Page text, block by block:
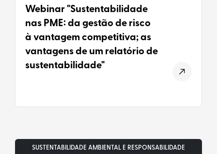
Webinar "Sustentabilidade
nas PME: da gestão de risco
à vantagem competitiva; as
vantagens de um relatório de
sustentabilidade"
SUSTENTABILIDADE AMBIENTAL E RESPONSABILIDADE